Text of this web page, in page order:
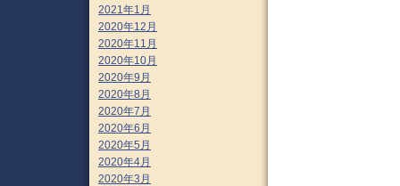
2021年1月
2020年12月
2020年11月
2020年10月
2020年9月
2020年8月
2020年7月
2020年6月
2020年5月
2020年4月
2020年3月